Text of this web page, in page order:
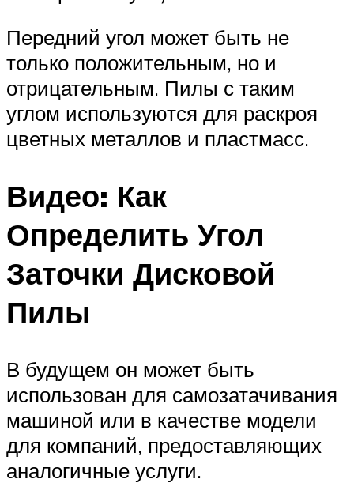
Передний угол может быть не
только положительным, но и
отрицательным. Пилы с таким
углом используются для раскроя
цветных металлов и пластмасс.
Видео: Как
Определить Угол
Заточки Дисковой
Пилы
В будущем он может быть
использован для самозатачивания
машиной или в качестве модели
для компаний, предоставляющих
аналогичные услуги.